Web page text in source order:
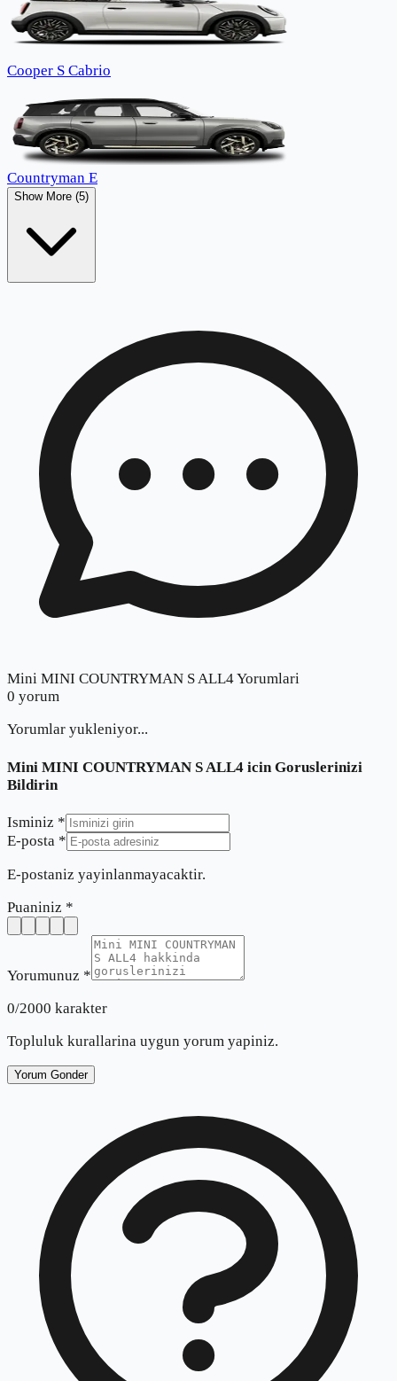
Cooper S Cabrio
Countryman E
Show More (5)
Mini MINI COUNTRYMAN S ALL4 Yorumlari
0 yorum
Yorumlar yukleniyor...
Mini MINI COUNTRYMAN S ALL4 icin Goruslerinizi
Bildirin
Isminiz *
E-posta *
E-postaniz yayinlanmayacaktir.
Puaniniz *
Yorumunuz *
0/2000 karakter
Topluluk kurallarina uygun yorum yapiniz.
Yorum Gonder